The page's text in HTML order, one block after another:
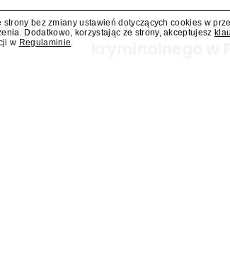
Rafał Zalewski
bez zmiany ustawień dotyczących cookies w
Dodatkowo, korzystając ze strony, akceptujesz
w Regulaminie.